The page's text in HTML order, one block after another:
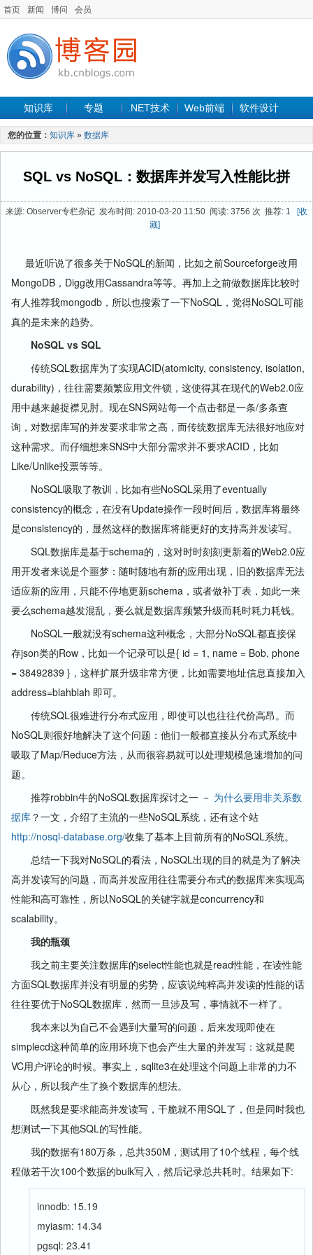
首页 新闻 博问 会员
知识库 专题 .NET技术 Web前端 软件设计
手机开发 软件工程
最新文章
您的位置： 知识库 » 数据库
SQL vs NoSQL：数据库并发写入性能比拼
来源: Observer专栏杂记 发布时间: 2010-03-20 11:50 阅读: 3756 次 推荐: 1
[收
藏]
最近听说了很多关于NoSQL的新闻，比如之前Sourceforge改用
MongoDB，Digg改用Cassandra等等。再加上之前做数据库比较时
有人推荐我mongodb，所以也搜索了一下NoSQL，觉得NoSQL可能
真的是未来的趋势。
NoSQL vs SQL
传统SQL数据库为了实现ACID(atomicity, consistency, isolation,
durability)，往往需要频繁应用文件锁，这使得其在现代的Web2.0应
用中越来越捉襟见肘。现在SNS网站每一个点击都是一条/多条查
询，对数据库写的并发要求非常之高，而传统数据库无法很好地应对
这种需求。而仔细想来SNS中大部分需求并不要求ACID，比如
Like/Unlike投票等等。
NoSQL吸取了教训，比如有些NoSQL采用了eventually
consistency的概念，在没有Update操作一段时间后，数据库将最终
是consistency的，显然这样的数据库将能更好的支持高并发读写。
SQL数据库是基于schema的，这对时时刻刻更新着的Web2.0应
用开发者来说是个噩梦：随时随地有新的应用出现，旧的数据库无法
适应新的应用，只能不停地更新schema，或者做补丁表，如此一来
要么schema越发混乱，要么就是数据库频繁升级而耗时耗力耗钱。
NoSQL一般就没有schema这种概念，大部分NoSQL都直接保
存json类的Row，比如一个记录可以是{ id = 1, name = Bob, phone
= 38492839 }，这样扩展升级非常方便，比如需要地址信息直接加入
address=blahblah 即可。
传统SQL很难进行分布式应用，即使可以也往往代价高昂。而
NoSQL则很好地解决了这个问题：他们一般都直接从分布式系统中
吸取了Map/Reduce方法，从而很容易就可以处理规模急速增加的问
题。
推荐robbin牛的NoSQL数据库探讨之一 － 为什么要用非关系数
据库 ？一文，介绍了主流的一些NoSQL系统，还有这个站
http://nosql-database.org/收集了基本上目前所有的NoSQL系统。
总结一下我对NoSQL的看法，NoSQL出现的目的就是为了解决
高并发读写的问题，而高并发应用往往需要分布式的数据库来实现高
性能和高可靠性，所以NoSQL的关键字就是concurrency和
scalability。
我的瓶颈
我之前主要关注数据库的select性能也就是read性能，在读性能
方面SQL数据库并没有明显的劣势，应该说纯粹高并发读的性能的话
往往要优于NoSQL数据库，然而一旦涉及写，事情就不一样了。
我本来以为自己不会遇到大量写的问题，后来发现即使在
simplecd这种简单的应用环境下也会产生大量的并发写：这就是爬
VC用户评论的时候。事实上，sqlite3在处理这个问题上非常的力不
从心，所以我产生了换个数据库的想法。
既然我是要求能高并发读写，干脆就不用SQL了，但是同时我也
想测试一下其他SQL的写性能。
我的数据有180万条，总共350M，测试用了10个线程，每个线
程做若干次100个数据的bulk写入，然后记录总共耗时。结果如下:
innodb: 15.19
myiasm: 14.34
pgsql: 23.41